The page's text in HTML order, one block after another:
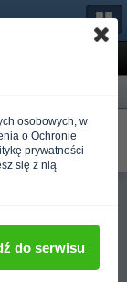
osobowych, w
o Ochronie
prywatności
się z nią
do serwisu